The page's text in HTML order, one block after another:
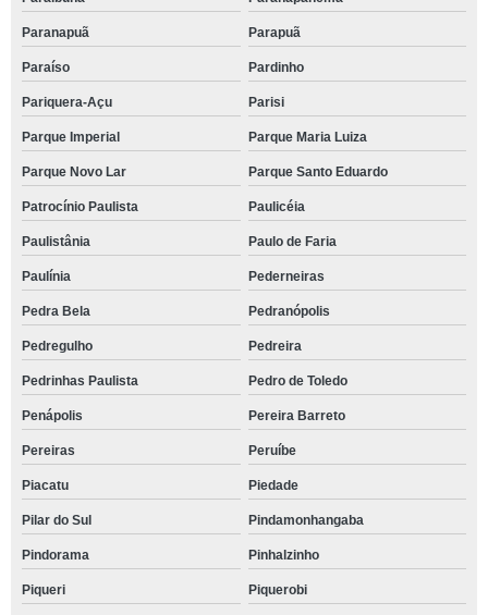
Paranapuã Parapuã
Paraíso Pardinho
Pariquera-Açu Parisi
Parque Imperial Parque Maria Luiza
Parque Novo Lar Parque Santo Eduardo
Patrocínio Paulista Paulicéia
Paulistânia Paulo de Faria
Paulínia Pederneiras
Pedra Bela Pedranópolis
Pedregulho Pedreira
Pedrinhas Paulista Pedro de Toledo
Penápolis Pereira Barreto
Pereiras Peruíbe
Piacatu Piedade
Pilar do Sul Pindamonhangaba
Pindorama Pinhalzinho
Piqueri Piquerobi